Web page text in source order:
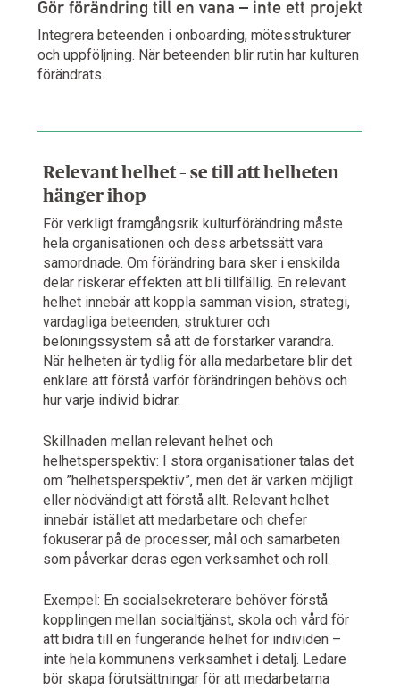
Gör förändring till en vana – inte ett projekt
Integrera beteenden i onboarding, mötesstrukturer
och uppföljning. När beteenden blir rutin har kulturen
förändrats.
Relevant helhet – se till att helheten
hänger ihop
För verkligt framgångsrik kulturförändring måste
hela organisationen och dess arbetssätt vara
samordnade. Om förändring bara sker i enskilda
delar riskerar effekten att bli tillfällig. En relevant
helhet innebär att koppla samman vision, strategi,
vardagliga beteenden, strukturer och
belöningssystem så att de förstärker varandra.
När helheten är tydlig för alla medarbetare blir det
enklare att förstå varför förändringen behövs och
hur varje individ bidrar.
Skillnaden mellan relevant helhet och
helhetsperspektiv: I stora organisationer talas det
om ”helhetsperspektiv”, men det är varken möjligt
eller nödvändigt att förstå allt. Relevant helhet
innebär istället att medarbetare och chefer
fokuserar på de processer, mål och samarbeten
som påverkar deras egen verksamhet och roll.
Exempel: En socialsekreterare behöver förstå
kopplingen mellan socialtjänst, skola och vård för
att bidra till en fungerande helhet för individen –
inte hela kommunens verksamhet i detalj. Ledare
bör skapa förutsättningar för att medarbetarna